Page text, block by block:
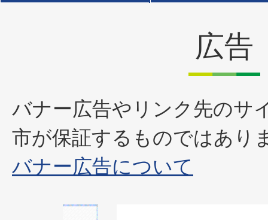
広告
バナー広告やリンク先のサ
市が保証するものではあり
バナー広告について